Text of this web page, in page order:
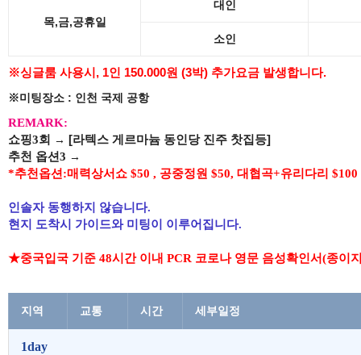
목,금,공휴일
대인
소인
※싱글룸 사용시, 1인 150.000원 (3박) 추가요금 발생합니다.
※미팅장소 : 인천 국제 공항
REMARK:
쇼핑3회 → [라텍스 게르마늄 동인당 진주 찻집등]
추천 옵션3 →
*추천옵션 :매력상서쇼 $50 , 공중정원 $50, 대협곡+유리다리 $100
인솔자 동행하지 않습니다.
현지 도착시 가이드와 미팅이 이루어집니다.
★중국입국 기준 48시간 이내 PCR 코로나 영문 음성확인서(종이
지역 교통 시간 세부일정
1day